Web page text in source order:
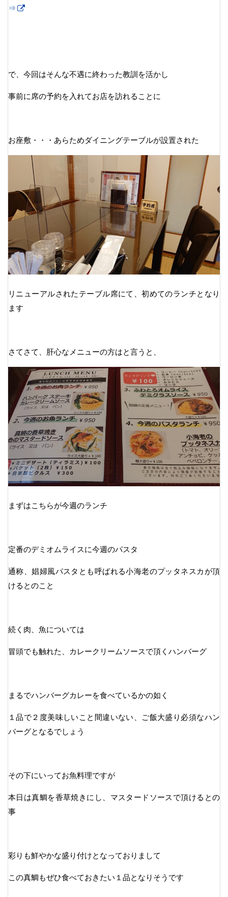
⇒
で、今回はそんな不遇に終わった教訓を活かし
事前に席の予約を入れてお店を訪れることに
お座敷・・・あらためダイニングテーブルが設置された
リニューアルされたテーブル席にて、初めてのランチとなり
ます
さてさて、肝心なメニューの方はと言うと、
まずはこちらが今週のランチ
定番のデミオムライスに今週のパスタ
通称、娼婦風パスタとも呼ばれる小海老のプッタネスカが頂
けるとのこと
続く肉、魚については
冒頭でも触れた、カレークリームソースで頂くハンバーグ
まるでハンバーグカレーを食べているかの如く
１品で２度美味しいこと間違いない、ご飯大盛り必須なハン
バーグとなるでしょう
その下にいってお魚料理ですが
本日は真鯛を香草焼きにし、マスタードソースで頂けるとの
事
彩りも鮮やかな盛り付けとなっておりまして
この真鯛もぜひ食べておきたい１品となりそうです